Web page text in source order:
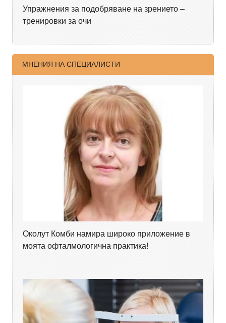
Упражнения за подобряване на зрението –
тренировки за очи
МНЕНИЯ НА СПЕЦИАЛИСТИ
Околут Комби намира широко приложение в
моята офталмологична практика!